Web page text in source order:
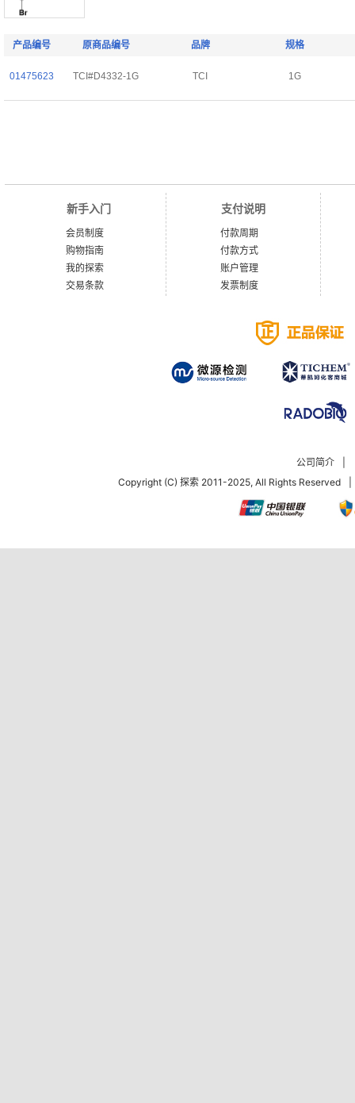
产品编号 原商品编号 品牌 规格
01475623 TCI#D4332-1G TCI 1G
新手入门
会员制度
购物指南
我的探索
交易条款
支付说明
付款周期
付款方式
账户管理
发票制度
公司简介
Copyright (C) 探索 2011-2025, All Rights Reserved